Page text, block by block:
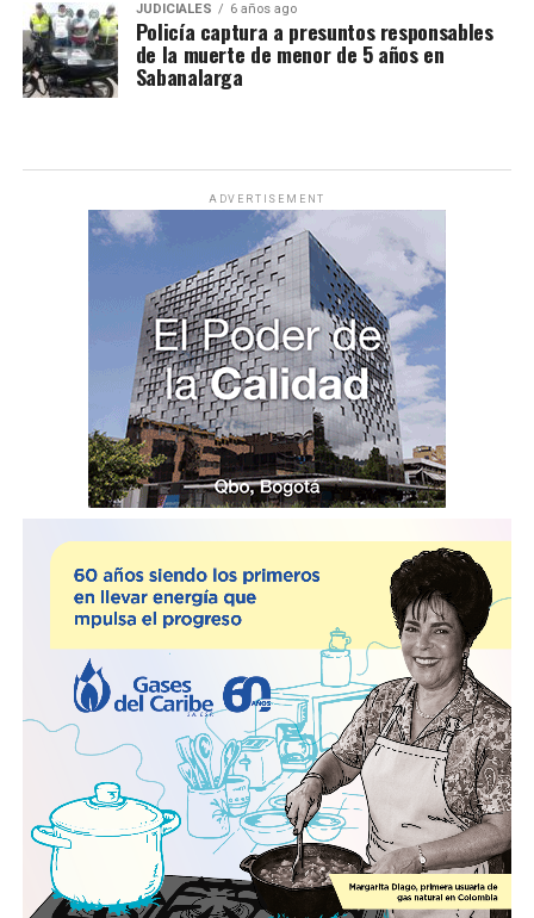
JUDICIALES 6 años ago
Policía captura a presuntos responsables
de la muerte de menor de 5 años en
Sabanalarga
ADVERTISEMENT